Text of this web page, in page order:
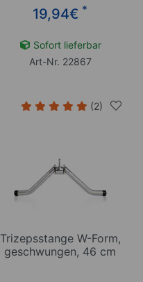
19,94€ *
Sofort lieferbar
Art-Nr. 22867
(2)
Trizepsstange W-Form,
geschwungen, 46 cm